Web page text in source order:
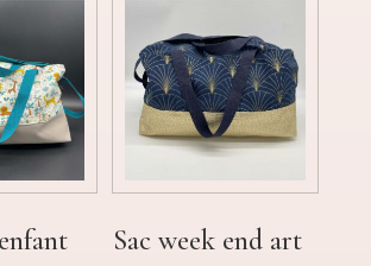
Sac week end art